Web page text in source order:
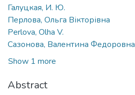
Галуцкая, И. Ю.
Перлова, Ольга Вікторівна
Perlova, Olha V.
Сазонова, Валентина Федоровна
Show 1 more
Abstract